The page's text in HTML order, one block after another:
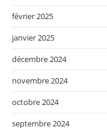
février 2025
janvier 2025
décembre 2024
novembre 2024
octobre 2024
septembre 2024